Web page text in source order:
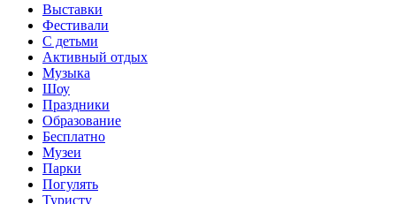
Выставки
Фестивали
С детьми
Активный отдых
Музыка
Шоу
Праздники
Образование
Бесплатно
Музеи
Парки
Погулять
Туристу